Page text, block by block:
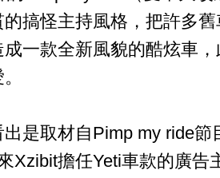
的搞怪主持風格，把許多
一款全新風貌的酷炫車
是取材自Pimp my ride節
Xzibit擔任Yeti車款的廣告